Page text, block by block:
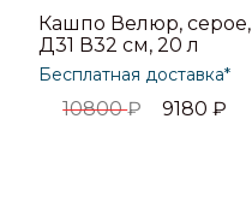
Кашпо Велюр, серое,
Д31 В32 см, 20 л
Бесплатная доставка*
10800₽ 9180₽